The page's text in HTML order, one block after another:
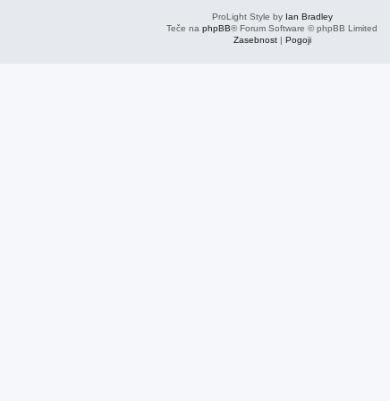
ProLight Style by Ian Bradley
Teče na phpBB® Forum Software © phpBB Limited
Zasebnost| Pogoji